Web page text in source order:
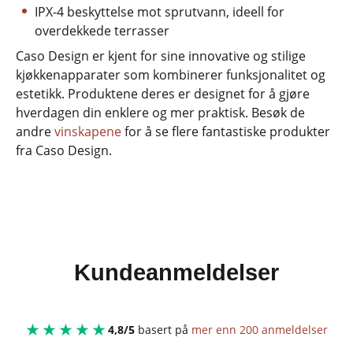
IPX-4 beskyttelse mot sprutvann, ideell for
overdekkede terrasser
Caso Design er kjent for sine innovative og stilige
kjøkkenapparater som kombinerer funksjonalitet og
estetikk. Produktene deres er designet for å gjøre
hverdagen din enklere og mer praktisk. Besøk de
andrevinskapenefor å se flere fantastiske produkter
fra Caso Design.
Kundeanmeldelser
★★★★★ 4,8/5 basert på mer enn 200 anmeldelser